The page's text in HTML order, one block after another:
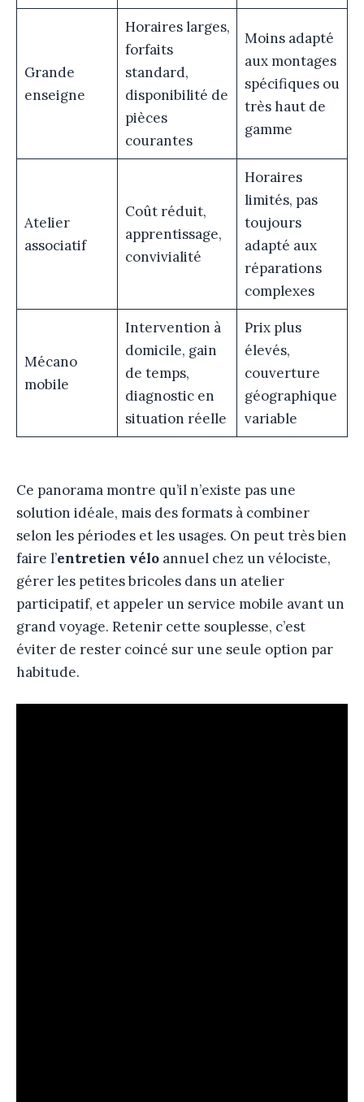
Grande
enseigne
Horaires larges,
forfaits
standard,
disponibilité de
pièces
courantes
Moins adapté
aux montages
spécifiques ou
très haut de
gamme
Atelier
associatif
Coût réduit,
apprentissage,
convivialité
Horaires
limités, pas
toujours
adapté aux
réparations
complexes
Mécano
mobile
Intervention à
domicile, gain
de temps,
diagnostic en
situation réelle
Prix plus
élevés,
couverture
géographique
variable
Ce panorama montre qu’il n’existe pas une
solution idéale, mais des formats à combiner
selon les périodes et les usages. On peut très bien
faire l’entretien vélo annuel chez un vélociste,
gérer les petites bricoles dans un atelier
participatif, et appeler un service mobile avant un
grand voyage. Retenir cette souplesse, c’est
éviter de rester coincé sur une seule option par
habitude.